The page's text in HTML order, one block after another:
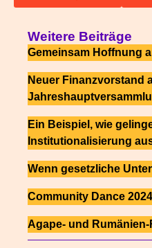
Weitere Beiträge
Gemeinsam Hoffnung
Neuer Finanzvorstand
Ein Beispiel, wie
Institutionalisierung
Wenn gesetzliche
Community Dance 2024
Agape- und Rumänien-